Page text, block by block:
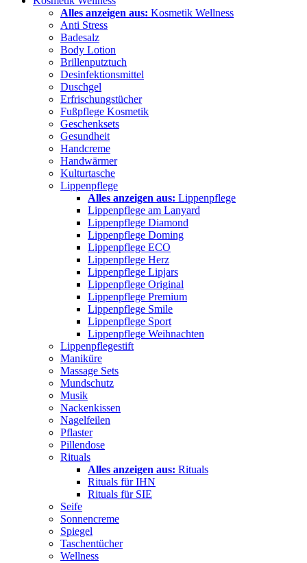
Alles anzeigen aus: Kosmetik Wellness
Anti Stress
Badesalz
Body Lotion
Brillenputztuch
Desinfektionsmittel
Duschgel
Erfrischungstücher
Fußpflege Kosmetik
Geschenksets
Gesundheit
Handcreme
Handwärmer
Kulturtasche
Lippenpflege
Alles anzeigen aus: Lippenpflege
Lippenpflege am Lanyard
Lippenpflege Diamond
Lippenpflege Doming
Lippenpflege ECO
Lippenpflege Herz
Lippenpflege Lipjars
Lippenpflege Original
Lippenpflege Premium
Lippenpflege Smile
Lippenpflege Sport
Lippenpflege Weihnachten
Lippenpflegestift
Maniküre
Massage Sets
Mundschutz
Musik
Nackenkissen
Nagelfeilen
Pflaster
Pillendose
Rituals
Alles anzeigen aus: Rituals
Rituals für IHN
Rituals für SIE
Seife
Sonnencreme
Spiegel
Taschentücher
Wellness